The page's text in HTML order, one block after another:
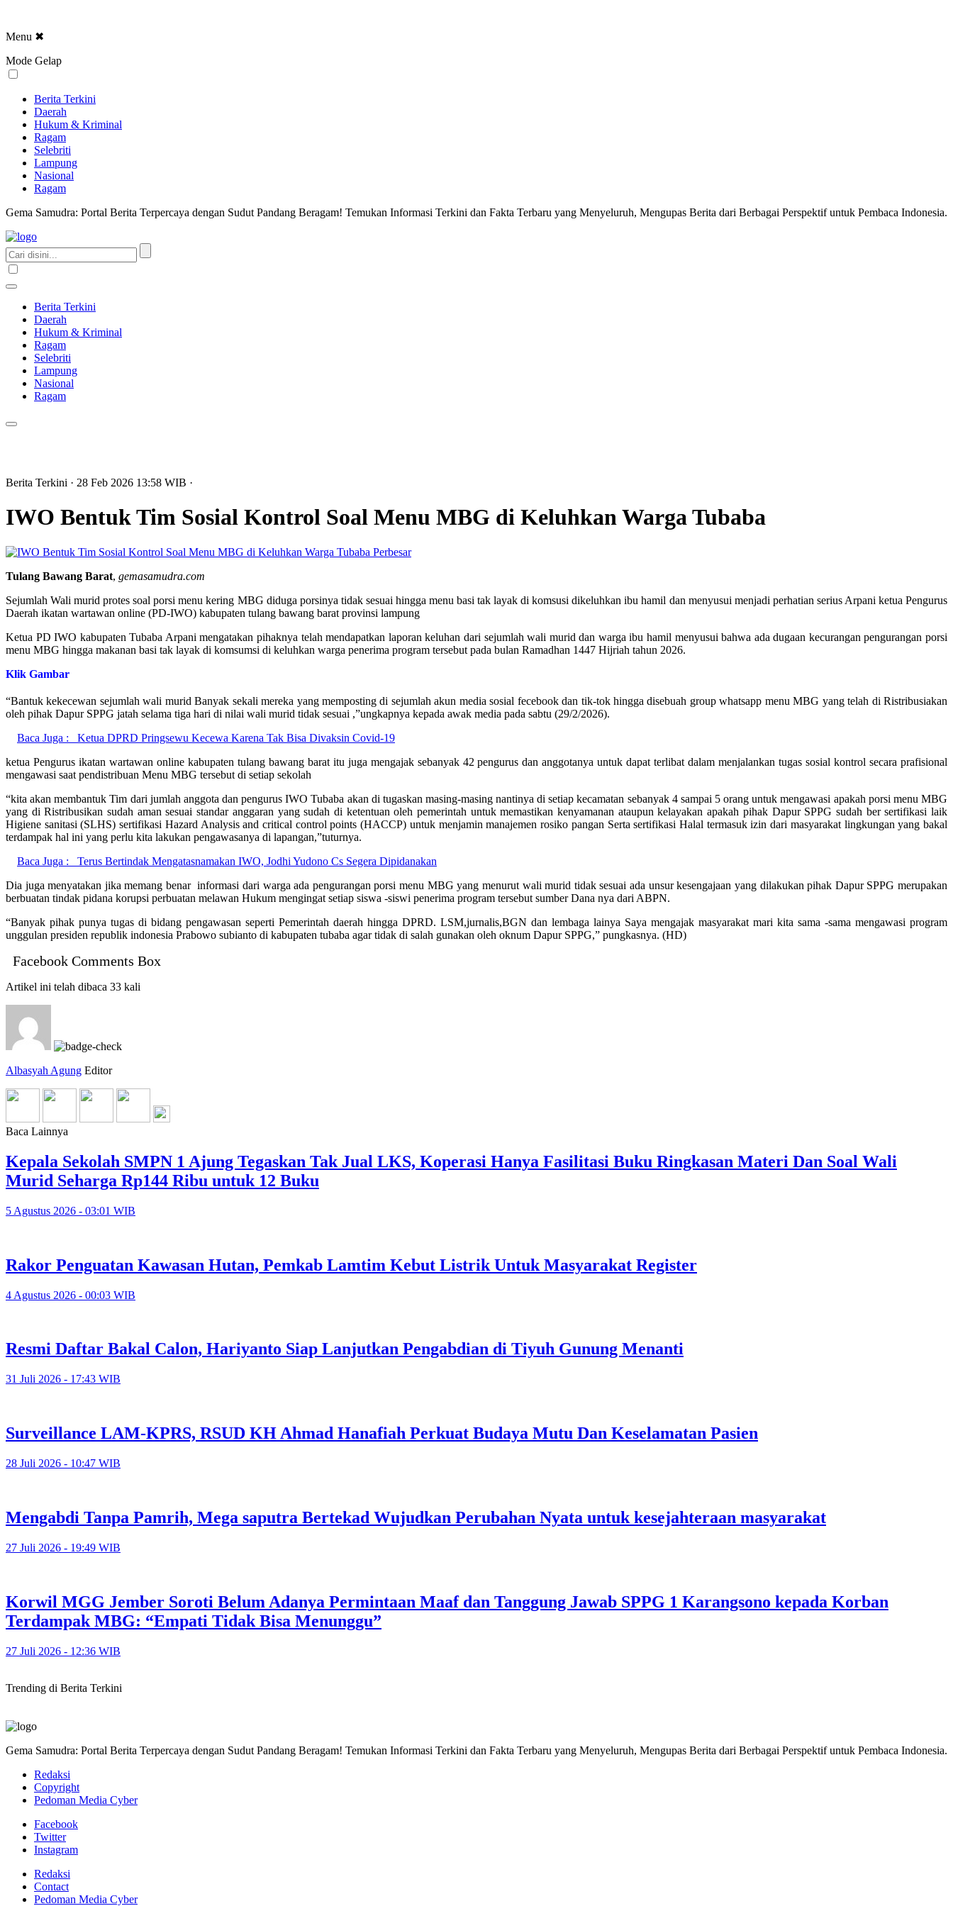
Menu ✖
Mode Gelap
Berita Terkini
Daerah
Hukum & Kriminal
Ragam
Selebriti
Lampung
Nasional
Ragam
Gema Samudra: Portal Berita Terpercaya dengan Sudut Pandang Beragam! Temukan Informasi Terkini dan Fakta Terbaru yang Menyeluruh, Mengupas Berita dari Berbagai Perspektif untuk Pembaca Indonesia.
Berita Terkini
Daerah
Hukum & Kriminal
Ragam
Selebriti
Lampung
Nasional
Ragam
Berita Terkini · 28 Feb 2026 13:58 WIB ·
IWO Bentuk Tim Sosial Kontrol Soal Menu MBG di Keluhkan Warga Tubaba
Perbesar
Tulang Bawang Barat, gemasamudra.com
Sejumlah Wali murid protes soal porsi menu kering MBG diduga porsinya tidak sesuai hingga menu basi tak layak di komsusi dikeluhkan ibu hamil dan menyusui menjadi perhatian serius Arpani ketua Pengurus
Daerah ikatan wartawan online (PD-IWO) kabupaten tulang bawang barat provinsi lampung
Ketua PD IWO kabupaten Tubaba Arpani mengatakan pihaknya telah mendapatkan laporan keluhan dari sejumlah wali murid dan warga ibu hamil menyusui bahwa ada dugaan kecurangan pengurangan porsi
menu MBG hingga makanan basi tak layak di komsumsi di keluhkan warga penerima program tersebut pada bulan Ramadhan 1447 Hijriah tahun 2026.
Klik Gambar
“Bantuk kekecewan sejumlah wali murid Banyak sekali mereka yang memposting di sejumlah akun media sosial fecebook dan tik-tok hingga disebuah group whatsapp menu MBG yang telah di Ristribusiakan
oleh pihak Dapur SPPG jatah selama tiga hari di nilai wali murid tidak sesuai ,”ungkapnya kepada awak media pada sabtu (29/2/2026).
Baca Juga :
Ketua DPRD Pringsewu Kecewa Karena Tak Bisa Divaksin Covid-19
ketua Pengurus ikatan wartawan online kabupaten tulang bawang barat itu juga mengajak sebanyak 42 pengurus dan anggotanya untuk dapat terlibat dalam menjalankan tugas sosial kontrol secara prafisional
mengawasi saat pendistribuan Menu MBG tersebut di setiap sekolah
“kita akan membantuk Tim dari jumlah anggota dan pengurus IWO Tubaba akan di tugaskan masing-masing nantinya di setiap kecamatan sebanyak 4 sampai 5 orang untuk mengawasi apakah porsi menu MBG
yang di Ristribusikan sudah aman sesuai standar anggaran yang sudah di ketentuan oleh pemerintah untuk memastikan kenyamanan ataupun kelayakan apakah pihak Dapur SPPG sudah ber sertifikasi laik
Higiene sanitasi (SLHS) sertifikasi Hazard Analysis and critical control points (HACCP) untuk menjamin manajemen rosiko pangan Serta sertifikasi Halal termasuk izin dari masyarakat lingkungan yang bakal
terdampak hal ini yang perlu kita lakukan pengawasanya di lapangan,”tuturnya.
Baca Juga :
Terus Bertindak Mengatasnamakan IWO, Jodhi Yudono Cs Segera Dipidanakan
Dia juga menyatakan jika memang benar informasi dari warga ada pengurangan porsi menu MBG yang menurut wali murid tidak sesuai ada unsur kesengajaan yang dilakukan pihak Dapur SPPG merupakan
berbuatan tindak pidana korupsi perbuatan melawan Hukum mengingat setiap siswa -siswi penerima program tersebut sumber Dana nya dari ABPN.
“Banyak pihak punya tugas di bidang pengawasan seperti Pemerintah daerah hingga DPRD. LSM,jurnalis,BGN dan lembaga lainya Saya mengajak masyarakat mari kita sama -sama mengawasi program
unggulan presiden republik indonesia Prabowo subianto di kabupaten tubaba agar tidak di salah gunakan oleh oknum Dapur SPPG,” pungkasnya. (HD)
Facebook Comments Box
Artikel ini telah dibaca 33 kali
Albasyah Agung Editor
Baca Lainnya
Kepala Sekolah SMPN 1 Ajung Tegaskan Tak Jual LKS, Koperasi Hanya Fasilitasi Buku Ringkasan Materi Dan Soal Wali
Murid Seharga Rp144 Ribu untuk 12 Buku
5 Agustus 2026 - 03:01 WIB
Rakor Penguatan Kawasan Hutan, Pemkab Lamtim Kebut Listrik Untuk Masyarakat Register
4 Agustus 2026 - 00:03 WIB
Resmi Daftar Bakal Calon, Hariyanto Siap Lanjutkan Pengabdian di Tiyuh Gunung Menanti
31 Juli 2026 - 17:43 WIB
Surveillance LAM-KPRS, RSUD KH Ahmad Hanafiah Perkuat Budaya Mutu Dan Keselamatan Pasien
28 Juli 2026 - 10:47 WIB
Mengabdi Tanpa Pamrih, Mega saputra Bertekad Wujudkan Perubahan Nyata untuk kesejahteraan masyarakat
27 Juli 2026 - 19:49 WIB
Korwil MGG Jember Soroti Belum Adanya Permintaan Maaf dan Tanggung Jawab SPPG 1 Karangsono kepada Korban
Terdampak MBG: “Empati Tidak Bisa Menunggu”
27 Juli 2026 - 12:36 WIB
Trending di Berita Terkini
Gema Samudra: Portal Berita Terpercaya dengan Sudut Pandang Beragam! Temukan Informasi Terkini dan Fakta Terbaru yang Menyeluruh, Mengupas Berita dari Berbagai Perspektif untuk Pembaca Indonesia.
Redaksi
Copyright
Pedoman Media Cyber
Facebook
Twitter
Instagram
Redaksi
Contact
Pedoman Media Cyber